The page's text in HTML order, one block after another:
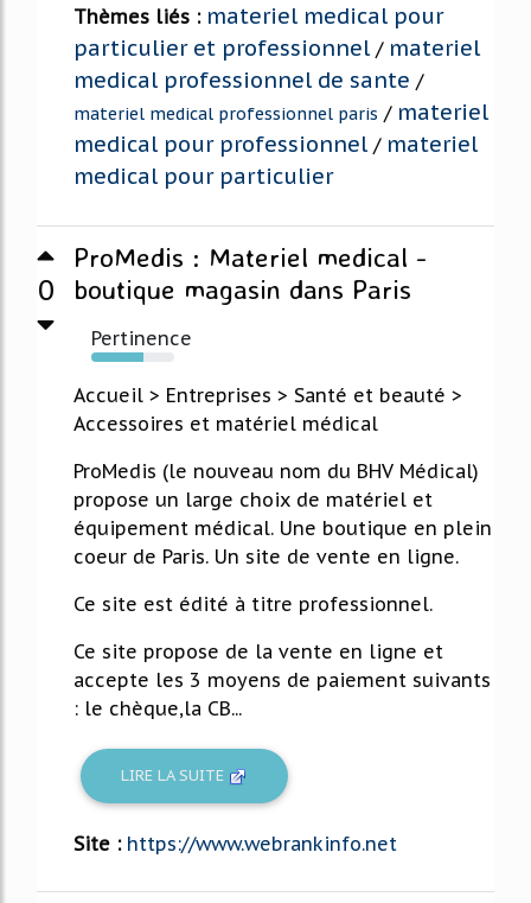
Thèmes liés : materiel medical pour
particulier et professionnel / materiel
medical professionnel de sante /
materiel medical professionnel paris / materiel
medical pour professionnel / materiel
medical pour particulier
0
ProMedis : Materiel medical -
boutique magasin dans Paris
Pertinence
63%
Accueil > Entreprises > Santé et beauté >
Accessoires et matériel médical
ProMedis (le nouveau nom du BHV Médical)
propose un large choix de matériel et
équipement médical. Une boutique en plein
coeur de Paris. Un site de vente en ligne.
Ce site est édité à titre professionnel.
Ce site propose de la vente en ligne et
accepte les 3 moyens de paiement suivants
: le chèque,la CB...
LIRE LA SUITE
Site : https://www.webrankinfo.net